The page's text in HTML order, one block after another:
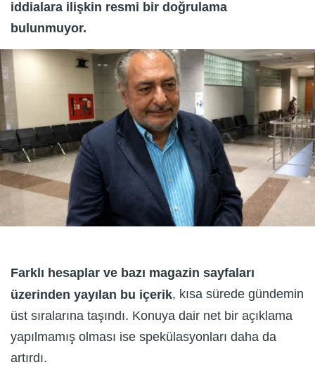
iddialara ilişkin resmi bir doğrulama
bulunmuyor.
Farklı hesaplar ve bazı magazin sayfaları
üzerinden yayılan bu içerik, kısa sürede gündemin
üst sıralarına taşındı. Konuya dair net bir açıklama
yapılmamış olması ise spekülasyonları daha da
artırdı.